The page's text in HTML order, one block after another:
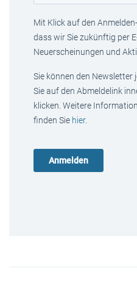
Mit Klick auf den
dass wir Sie zukünftig per
Neuerscheinungen und
Sie können den Newsletter
Sie auf den Abmeldelink
klicken. Weitere
finden Sie hier.